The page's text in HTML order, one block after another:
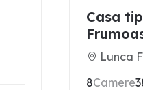
Casa
Lunca
8Camere